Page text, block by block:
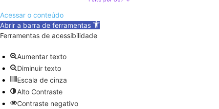
Acessar o conteúdo
Abrir a barra de ferramentas
Ferramentas de acessibilidade
Aumentar texto
Diminuir texto
Escala de cinza
Alto Contraste
Contraste negativo